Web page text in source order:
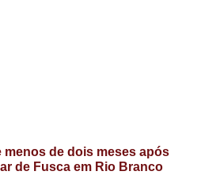
menos de dois meses após
de Fusca em Rio Branco